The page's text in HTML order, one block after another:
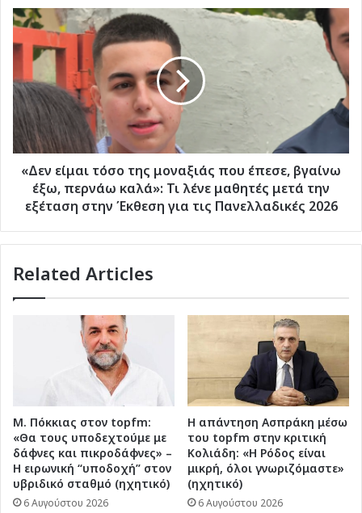
«Δεν
είμαι
τόσο
μοναξιάς
που
έπεσε,
βγαίνω
έξω,
περνάω
καλά»:
μαθητές
την
στην
«Δεν είμαι τόσο της μοναξιάς που έπεσε, βγαίνω
έξω, περνάω καλά»: Τι λένε μαθητές μετά την
εξέταση στην Έκθεση για τις Πανελλαδικές 2026
Related Articles
Μ. Πόκκιας στον topfm:
«Θα τους υποδεχτούμε με
δάφνες και πικροδάφνες» –
Η ειρωνική “υποδοχή” στον
υβριδικό σταθμό (ηχητικό)
6 Αυγούστου 2026
Η απάντηση Ασπράκη μέσω
του topfm στην κριτική
Κολιάδη: «Η Ρόδος είναι
μικρή, όλοι γνωριζόμαστε»
(ηχητικό)
6 Αυγούστου 2026